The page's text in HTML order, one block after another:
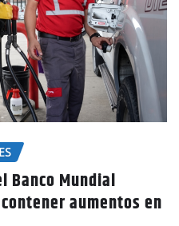
Mundial
aumentos en